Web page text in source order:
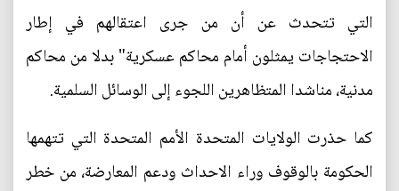
التي تتحدث عن أن من جرى اعتقالهم في إطار
الاحتجاجات يمثلون أمام محاكم عسكرية" بدلا من محاكم
مدنية، مناشدا المتظاهرين اللجوء إلى الوسائل السلمية.
كما حذرت الولايات المتحدة الأمم المتحدة التي تتهمها
الحكومة بالوقوف وراء الاحداث ودعم المعارضة، من خطر